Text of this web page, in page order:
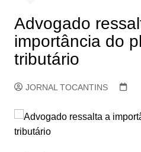
Advogado
importância do
tributário
JORNAL TOCANTINS